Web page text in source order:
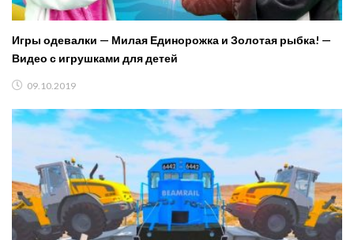
Игры одевалки — Милая Единорожка и Золотая рыбка! —
Видео с игрушками для детей
09.10.2019